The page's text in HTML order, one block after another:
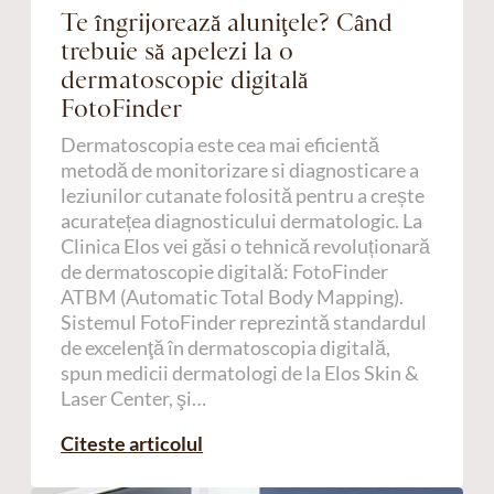
Te îngrijorează aluniţele? Când
trebuie să apelezi la o
dermatoscopie digitală
FotoFinder
Dermatoscopia este cea mai eficientă
metodă de monitorizare si diagnosticare a
leziunilor cutanate folosită pentru a crește
acuratețea diagnosticului dermatologic. La
Clinica Elos vei găsi o tehnică revoluționară
de dermatoscopie digitală: FotoFinder
ATBM (Automatic Total Body Mapping).
Sistemul FotoFinder reprezintă standardul
de excelenţă în dermatoscopia digitală,
spun medicii dermatologi de la Elos Skin &
Laser Center, şi…
Citeste articolul